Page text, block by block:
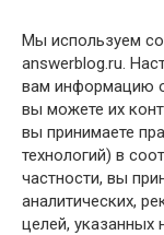
Мы используем
answerblog.ru.
вам информацию
вы можете их
вы принимаете
технологий) в
частности, вы
аналитических,
целей, указанных